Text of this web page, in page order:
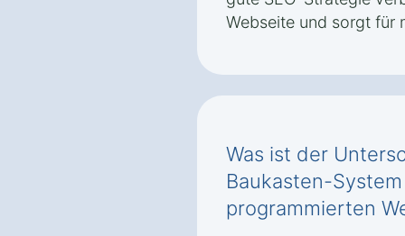
Webseite und sorgt für
Was ist der
Baukasten-
programmierten